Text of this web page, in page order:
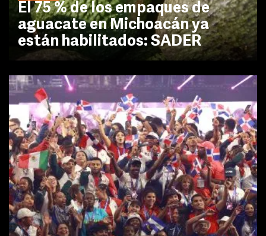
El 75 % de los empaques de
aguacate en Michoacán ya
están habilitados: SADER